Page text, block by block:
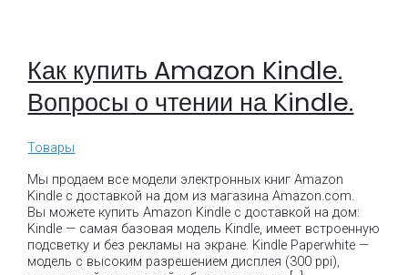
Как купить Amazon Kindle.
Вопросы о чтении на Kindle.
Товары
Мы продаем все модели электронных книг Amazon
Kindle с доставкой на дом из магазина Amazon.com.
Вы можете купить Amazon Kindle с доставкой на дом:
Kindle — самая базовая модель Kindle, имеет встроенную
подсветку и без рекламы на экране. Kindle Paperwhite —
модель с высоким разрешением дисплея (300 ppi),